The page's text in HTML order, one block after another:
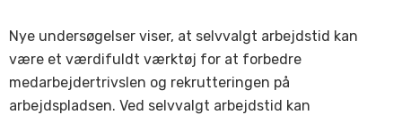
Nye undersøgelser viser, at selvvalgt arbejdstid kan
være et værdifuldt værktøj for at forbedre
medarbejdertrivslen og rekrutteringen på
arbejdspladsen. Ved selvvalgt arbejdstid kan